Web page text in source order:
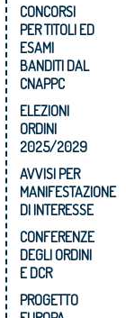
CONCORSI
PER TITOLI ED
ESAMI
BANDITI DAL
CNAPPC
ELEZIONI
ORDINI
2025/2029
AVVISI PER
MANIFESTAZIONE
DI INTERESSE
CONFERENZE
DEGLI ORDINI
E DCR
PROGETTO